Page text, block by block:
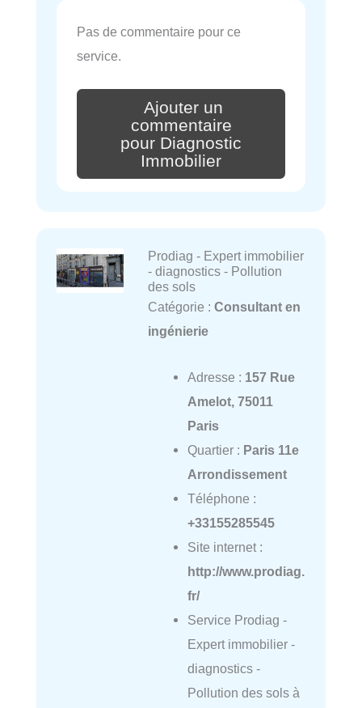
Pas de commentaire pour ce
service.
Ajouter un
commentaire
pour Diagnostic
Immobilier
Prodiag - Expert immobilier
- diagnostics - Pollution
des sols
Catégorie : Consultant en
ingénierie
Adresse : 157 Rue
Amelot, 75011
Paris
Quartier : Paris 11e
Arrondissement
Téléphone :
+33155285545
Site internet :
http://www.prodiag.
fr/
Service Prodiag -
Expert immobilier -
diagnostics -
Pollution des sols à